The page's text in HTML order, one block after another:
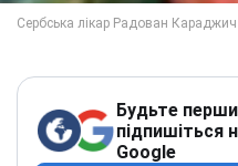
Будьте
підпишіться
Google